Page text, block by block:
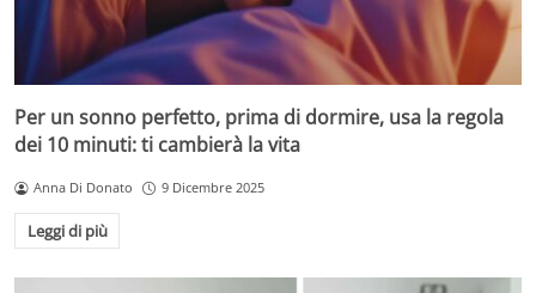
Per un sonno perfetto, prima di dormire, usa la regola
dei 10 minuti: ti cambierà la vita
Anna Di Donato 9 Dicembre 2025
Leggi di più